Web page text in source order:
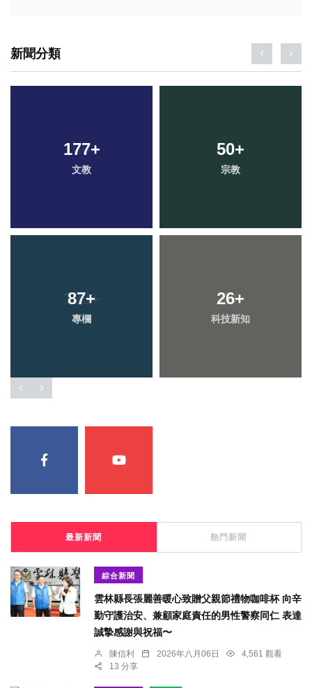
新聞分類
177+
文教
50+
宗教
87+
專欄
26+
科技新知
最新新聞 熱門新聞
綜合新聞
雲林縣長張麗善暖心致贈父親節禮物咖啡杯 向辛
勤守護治安、兼顧家庭責任的男性警察同仁 表達
誠摯感謝與祝福〜
陳信利 2026年八月06日
4,561 觀看
13 分享